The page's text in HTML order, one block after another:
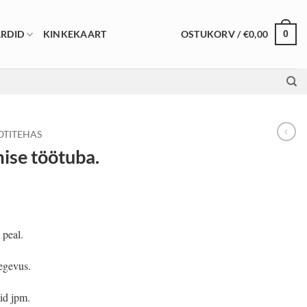
KINKEKAART OSTUKORV /€0,00 0
töötuba.
jpm.